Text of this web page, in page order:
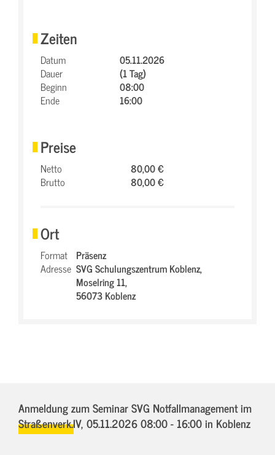
Zeiten
Datum
05.11.2026
Dauer
(1 Tag)
Beginn
08:00
Ende
16:00
Preise
Netto
80,00 €
Brutto
80,00 €
Ort
Format Präsenz
Adresse SVG Schulungszentrum Koblenz,
Moselring 11,
56073 Koblenz
Anmeldung zum Seminar SVG Notfallmanagement im
Straßenverk.IV, 05.11.2026 08:00 - 16:00in Koblenz